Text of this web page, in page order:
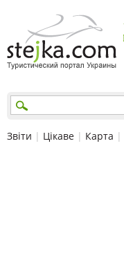
Звіти | Цікаве | Карта |